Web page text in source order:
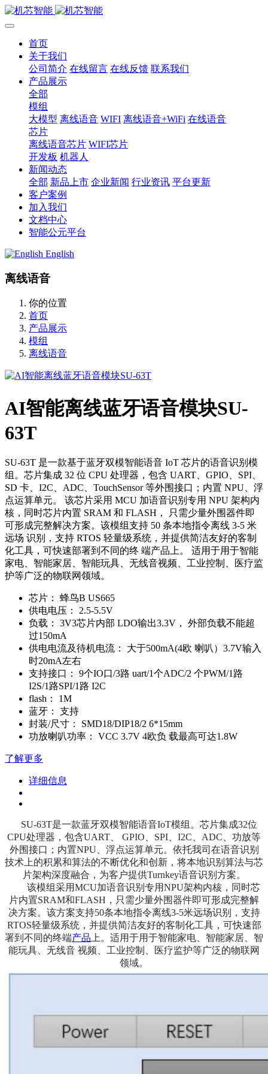
首页
关于我们
公司简介 在线留言 在线反馈 联系我们
产品展示
全部
模组
大模型 离线语音 WIFI 离线语音+WiFi 在线语音
芯片
离线语音芯片 WIFI芯片
开发板 机器人
新闻动态
全部 新品上市 企业新闻 行业资讯 平台更新
客户案例
加入我们
文档中心
智能公元平台
English
离线语音
你的位置
首页
产品展示
模组
离线语音
AI智能离线蓝牙语音模块SU-
63T
SU-63T 是一款基于蓝牙双模智能语音 IoT 芯片的语音识别模
组。芯片集成 32 位 CPU 处理器，包含 UART、GPIO、SPI、
SD 卡、I2C、ADC、TouchSensor 等外围接口；内置 NPU、浮
点运算单元。 该芯片采用 MCU 加语音识别专用 NPU 架构内
核，同时芯片内置 SRAM 和 FLASH， 只需少量外围器件即
可形成完整解决方案。该模组支持 50 条本地指令离线 3-5 米
远场 识别，支持 RTOS 轻量级系统，并提供简洁友好的客制
化工具，可快速部署到不同的终 端产品上。 适用于用于智能
家电、智能家居、智能玩具、无线音视频、工业控制、医疗监
护等广泛的物联网领域。
芯片：
蜂鸟B US665
供电电压：
2.5-5.5V
负载：
3V3芯片内部 LDO输出3.3V， 外部负载不能超
过150mA
供电电流及待机电流：
大于500mA(4欧 喇叭）3.7V输入
时20mA左右
支持接口：
9个IO口/3路 uart/1个ADC/2 个PWM/1路
I2S/1路SPI/1路 I2C
flash：
1M
蓝牙：
支持
封装/尺寸：
SMD18/DIP18/2 6*15mm
功放喇叭功率：
VCC 3.7V 4欧负 载最高可达1.8W
了解更多
详细信息
SU-63T是一款蓝牙双模智能语音IoT模组。芯片集成32位
CPU处理器，包含UART、 GPIO、SPI、I2C、ADC、功放等
外围接口；内置NPU、浮点运算单元。依托我司在语音识别
技术上的积累和算法的不断优化和创新，将本地识别算法与芯
片架构深度融合，为客户提供Turnkey语音识别方案。
该模组采用MCU加语音识别专用NPU架构内核，同时芯
片内置SRAM和FLASH，只需少量外围器件即可形成完整解
决方案。该方案支持50条本地指令离线3-5米远场识别，支持
RTOS轻量级系统，并提供简洁友好的客制化工具，可快速部
署到不同的终端产品 上。适用于用于智能家电、智能家居、智
能玩具、无线音 视频、工业控制、医疗监护等广泛的物联网
领域。